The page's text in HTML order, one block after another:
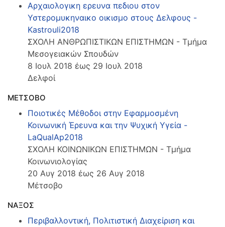
Αρχαιολογικη ερευνα πεδιου στον
Υστερομυκηναικο οικισμο στους Δελφους -
Kastrouli2018
ΣΧΟΛΗ ΑΝΘΡΩΠΙΣΤΙΚΩΝ ΕΠΙΣΤΗΜΩΝ - Τμήμα
Μεσογειακών Σπουδών
8 Ιουλ 2018 έως 29 Ιουλ 2018
Δελφοί
ΜΕΤΣΟΒΟ
Ποιοτικές Μέθοδοι στην Εφαρμοσμένη
Κοινωνική Έρευνα και την Ψυχική Υγεία -
LaQualAp2018
ΣΧΟΛΗ ΚΟΙΝΩΝΙΚΩΝ ΕΠΙΣΤΗΜΩΝ - Τμήμα
Κοινωνιολογίας
20 Αυγ 2018 έως 26 Αυγ 2018
Μέτσοβο
ΝΑΞΟΣ
Περιβαλλοντική, Πολιτιστική Διαχείριση και